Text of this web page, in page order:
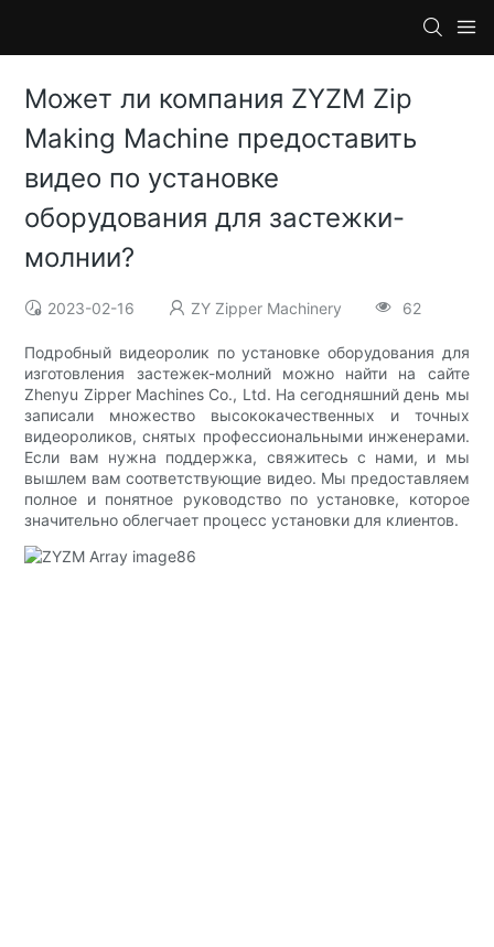
Может ли компания ZYZM Zip
Making Machine предоставить
видео по установке
оборудования для застежки-
молнии?
2023-02-16 ZY Zipper Machinery 62
Подробный видеоролик по установке оборудования для
изготовления застежек-молний можно найти на сайте
Zhenyu Zipper Machines Co., Ltd. На сегодняшний день мы
записали множество высококачественных и точных
видеороликов, снятых профессиональными инженерами.
Если вам нужна поддержка, свяжитесь с нами, и мы
вышлем вам соответствующие видео. Мы предоставляем
полное и понятное руководство по установке, которое
значительно облегчает процесс установки для клиентов.